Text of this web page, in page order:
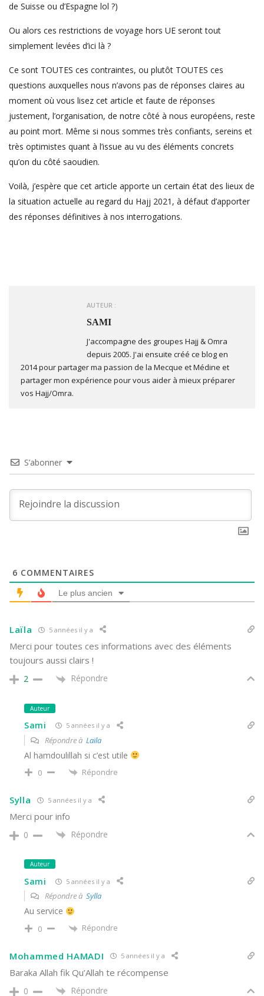
de Suisse ou d’Espagne lol ?)
Ou alors ces restrictions de voyage hors UE seront tout
simplement levées d’ici là ?
Ce sont TOUTES ces contraintes, ou plutôt TOUTES ces
questions auxquelles nous n’avons pas de réponses claires au
moment où vous lisez cet article et faute de réponses
justement, l’organisation, de notre côté à nous européens, reste
au point mort. Même si nous sommes très confiants, sereins et
très optimistes quant à l’issue au vu des éléments concrets
qu’on du côté saoudien.
Voilà, j’espère que cet article apporte un certain état des lieux de
la situation actuelle au regard du Hajj 2021, à défaut d’apporter
des réponses définitives à nos interrogations.
AUTEUR :
SAMI
J'accompagne des groupes Hajj & Omra
depuis 2005. J'ai ensuite créé ce blog en
2014 pour partager ma passion de la Mecque et Médine et
partager mon expérience pour vous aider à mieux préparer
vos Hajj/Omra.
S’abonner
6 COMMENTAIRES
Le plus ancien
Laïla 5 années il y a
Merci pour toutes ces informations avec des éléments
toujours aussi clairs !
2 Répondre
Auteur
Sami 5 années il y a
Répondre à Laïla
Al hamdoulillah si c’est utile
0 Répondre
Sylla 5 années il y a
Merci pour info
0 Répondre
Auteur
Sami 5 années il y a
Répondre à Sylla
Au service
0 Répondre
Mohammed HAMADI 5 années il y a
Baraka Allah fik Qu’Allah te récompense
0 Répondre